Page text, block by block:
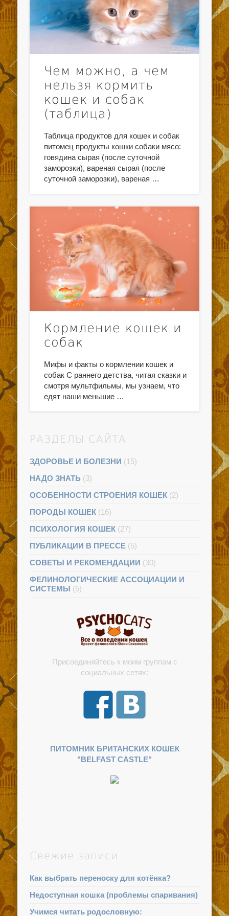
Чем можно, а чем
нельзя кормить
кошек и собак
(таблица)
Таблица продуктов для кошек и собак
питомец продукты кошки собаки мясо:
говядина сырая (после суточной
заморозки), вареная сырая (после
суточной заморозки), вареная …
Кормление кошек и
собак
Мифы и факты о кормлении кошек и
собак С раннего детства, читая сказки и
смотря мультфильмы, мы узнаем, что
едят наши меньшие …
РАЗДЕЛЫ САЙТА
ЗДОРОВЬЕ И БОЛЕЗНИ (15)
НАДО ЗНАТЬ (3)
ОСОБЕННОСТИ СТРОЕНИЯ КОШЕК (2)
ПОРОДЫ КОШЕК (16)
ПСИХОЛОГИЯ КОШЕК (27)
ПУБЛИКАЦИИ В ПРЕССЕ (5)
СОВЕТЫ И РЕКОМЕНДАЦИИ (30)
ФЕЛИНОЛОГИЧЕСКИЕ АССОЦИАЦИИ И
СИСТЕМЫ (5)
Присоединяйтесь к моим группам с
социальных сетях:
ПИТОМНИК БРИТАНСКИХ КОШЕК
"BELFAST CASTLE"
Свежие записи
Как выбрать переноску для котёнка?
Недоступная кошка (проблемы спаривания)
Учимся читать родословную: